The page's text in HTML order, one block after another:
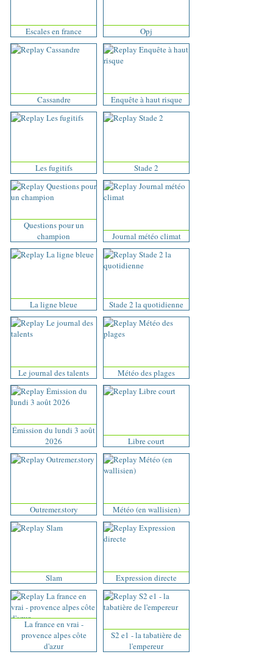
Escales en france Opj
Cassandre Enquête à haut risque
Les fugitifs Stade 2
Questions pour un
champion
Journal météo climat
La ligne bleue Stade 2 la quotidienne
Le journal des talents Météo des plages
Émission du lundi 3 août
2026
Libre court
Outremer.story Météo (en wallisien)
Slam Expression directe
La france en vrai -
provence alpes côte
d'azur
S2 e1 - la tabatière de
l'empereur